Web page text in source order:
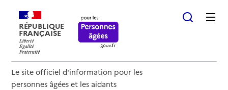
RÉPUBLIQUE
FRANÇAISE
Le site officiel d'information pour les
personnes âgées et les aidants